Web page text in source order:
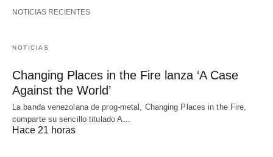
NOTICIAS RECIENTES
NOTICIAS
Changing Places in the Fire lanza ‘A Case
Against the World’
La banda venezolana de prog-metal, Changing Places in the Fire,
comparte su sencillo titulado A…
Hace 21 horas